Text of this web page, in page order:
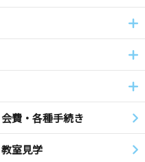
会費・各種手続き
教室見学